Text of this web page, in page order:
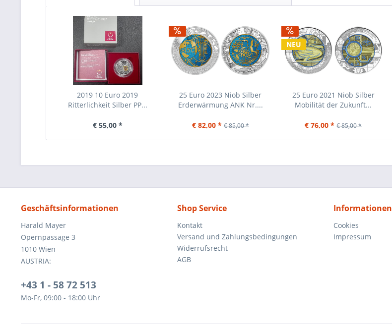
2019 10 Euro 2019
Ritterlichkeit Silber PP...
€ 55,00 *
25 Euro 2023 Niob Silber
Erderwärmung ANK Nr....
€ 82,00 * € 85,00 *
NEU
25 Euro 2021 Niob Silber
Mobilität der Zukunft...
€ 76,00 * € 85,00 *
Geschäftsinformationen
Harald Mayer
Opernpassage 3
1010 Wien
AUSTRIA:
+43 1 - 58 72 513
Mo-Fr, 09:00 - 18:00 Uhr
Shop Service
Kontakt
Versand und Zahlungsbedingungen
Widerrufsrecht
AGB
Informationen
Cookies
Impressum